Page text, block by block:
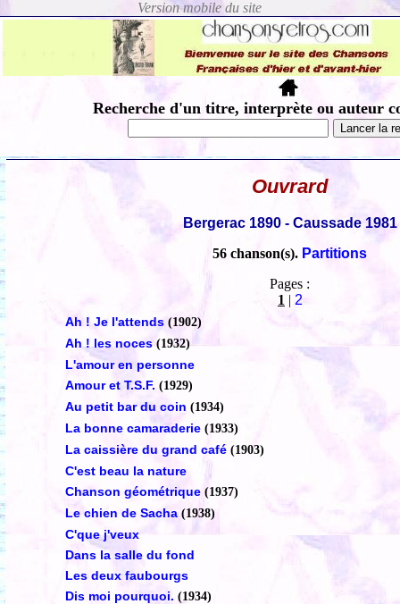
Recherche d'un titre, interprète ou auteur
Ouvrard
Bergerac 1890 - Caussade 1981
56 chanson(s). Partitions
Pages :
1 | 2
Ah ! Je l'attends (1902)
Ah ! les noces (1932)
L'amour en personne
Amour et T.S.F. (1929)
Au petit bar du coin (1934)
La bonne camaraderie (1933)
La caissière du grand café (1903)
C'est beau la nature
Chanson géométrique (1937)
Le chien de Sacha (1938)
C'que j'veux
Dans la salle du fond
Les deux faubourgs
Dis moi pourquoi. (1934)